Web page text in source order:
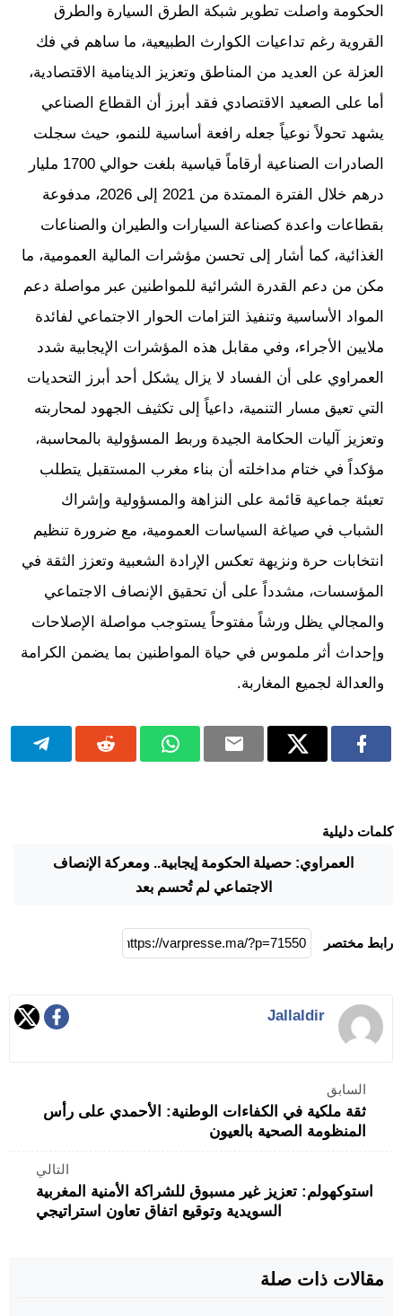
الحكومة واصلت تطوير شبكة الطرق السيارة والطرق
القروية رغم تداعيات الكوارث الطبيعية، ما ساهم في فك
العزلة عن العديد من المناطق وتعزيز الدينامية الاقتصادية،
أما على الصعيد الاقتصادي فقد أبرز أن القطاع الصناعي
يشهد تحولاً نوعياً جعله رافعة أساسية للنمو، حيث سجلت
الصادرات الصناعية أرقاماً قياسية بلغت حوالي 1700 مليار
درهم خلال الفترة الممتدة من 2021 إلى 2026، مدفوعة
بقطاعات واعدة كصناعة السيارات والطيران والصناعات
الغذائية، كما أشار إلى تحسن مؤشرات المالية العمومية، ما
مكن من دعم القدرة الشرائية للمواطنين عبر مواصلة دعم
المواد الأساسية وتنفيذ التزامات الحوار الاجتماعي لفائدة
ملايين الأجراء، وفي مقابل هذه المؤشرات الإيجابية شدد
العمراوي على أن الفساد لا يزال يشكل أحد أبرز التحديات
التي تعيق مسار التنمية، داعياً إلى تكثيف الجهود لمحاربته
وتعزيز آليات الحكامة الجيدة وربط المسؤولية بالمحاسبة،
مؤكداً في ختام مداخلته أن بناء مغرب المستقبل يتطلب
تعبئة جماعية قائمة على النزاهة والمسؤولية وإشراك
الشباب في صياغة السياسات العمومية، مع ضرورة تنظيم
انتخابات حرة ونزيهة تعكس الإرادة الشعبية وتعزز الثقة في
المؤسسات، مشدداً على أن تحقيق الإنصاف الاجتماعي
والمجالي يظل ورشاً مفتوحاً يستوجب مواصلة الإصلاحات
وإحداث أثر ملموس في حياة المواطنين بما يضمن الكرامة
والعدالة لجميع المغاربة.
كلمات دليلية
العمراوي: حصيلة الحكومة إيجابية.. ومعركة الإنصاف
الاجتماعي لم تُحسم بعد
رابط مختصر
Jallaldir
السابق
ثقة ملكية في الكفاءات الوطنية: الأحمدي على رأس
المنظومة الصحية بالعيون
التالي
استوكهولم: تعزيز غير مسبوق للشراكة الأمنية المغربية
السويدية وتوقيع اتفاق تعاون استراتيجي
مقالات ذات صلة